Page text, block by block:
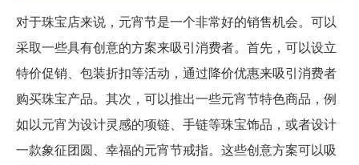
对于珠宝店来说，元宵节是一个非常好的销售机会。可以
采取一些具有创意的方案来吸引消费者。首先，可以设立
特价促销、包装折扣等活动，通过降价优惠来吸引消费者
购买珠宝产品。其次，可以推出一些元宵节特色商品，例
如以元宵为设计灵感的项链、手链等珠宝饰品，或者设计
一款象征团圆、幸福的元宵节戒指。这些创意方案可以吸